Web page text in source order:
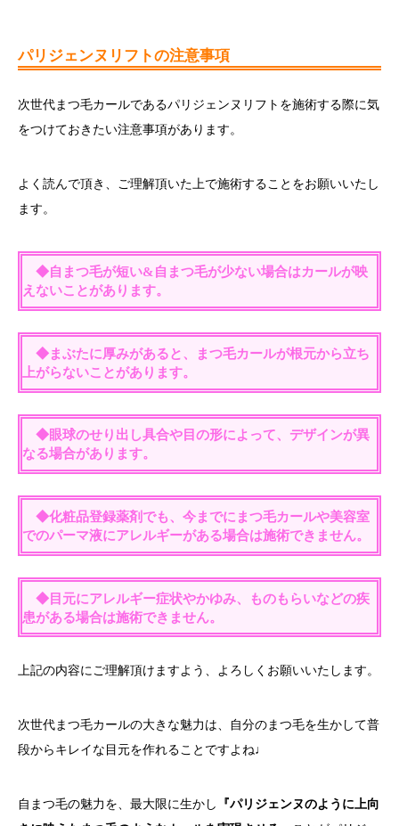
パリジェンヌリフトの注意事項
次世代まつ毛カールであるパリジェンヌリフトを施術する際に気
をつけておきたい注意事項があります。
よく読んで頂き、ご理解頂いた上で施術することをお願いいたし
ます。
◆自まつ毛が短い&自まつ毛が少ない場合はカールが映
えないことがあります。
◆まぶたに厚みがあると、まつ毛カールが根元から立ち
上がらないことがあります。
◆眼球のせり出し具合や目の形によって、デザインが異
なる場合があります。
◆化粧品登録薬剤でも、今までにまつ毛カールや美容室
でのパーマ液にアレルギーがある場合は施術できません。
◆目元にアレルギー症状やかゆみ、ものもらいなどの疾
患がある場合は施術できません。
上記の内容にご理解頂けますよう、よろしくお願いいたします。
次世代まつ毛カールの大きな魅力は、自分のまつ毛を生かして普
段からキレイな目元を作れることですよね♩
自まつ毛の魅力を、最大限に生かし
『パリジェンヌのように上向